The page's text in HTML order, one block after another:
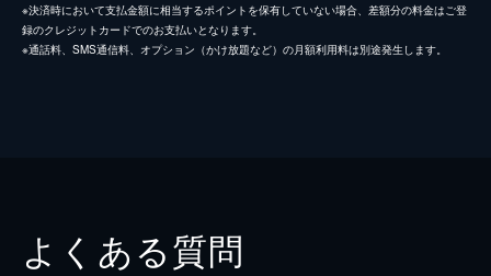
※決済時において支払金額に相当するポイントを保有していない場合、差額分の料金はご登
録のクレジットカードでのお支払いとなります。
※通話料、SMS通信料、オプション（かけ放題など）の月額利用料は別途発生します。
よくある質問